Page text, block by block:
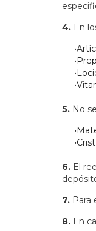
4. En
5. No
6. El
7. Para
8. En